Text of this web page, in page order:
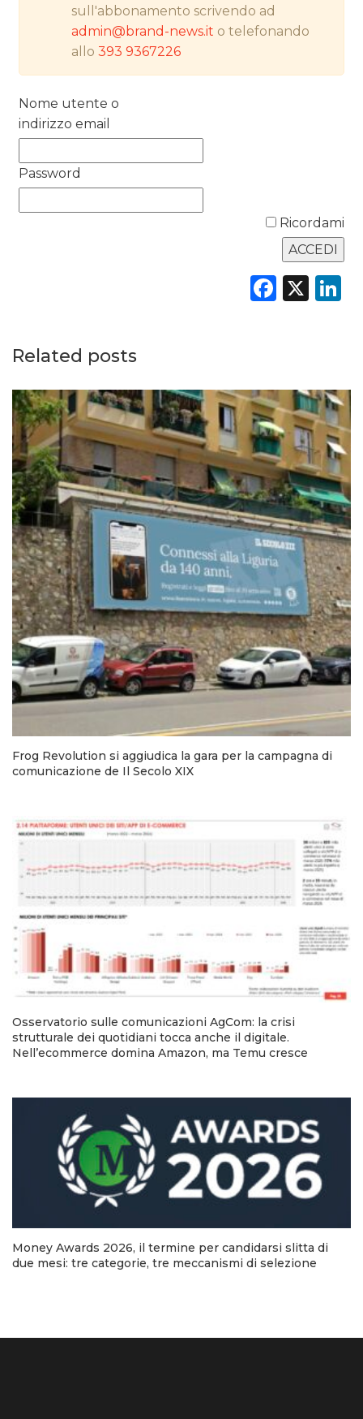
PREVISIONI/SCENARI
NORMATIVE
CASE HISTORY
OPINIONI
sull'abbonamento scrivendo ad
admin@brand-news.it o telefonando
allo393 9367226
Nome utente o
indirizzo email
Password
Ricordami
X
Related posts
Frog Revolution si aggiudica la gara per la campagna di
comunicazione de Il Secolo XIX
Osservatorio sulle comunicazioni AgCom: la crisi
strutturale dei quotidiani tocca anche il digitale.
Nell’ecommerce domina Amazon, ma Temu cresce
Money Awards 2026, il termine per candidarsi slitta di
due mesi: tre categorie, tre meccanismi di selezione